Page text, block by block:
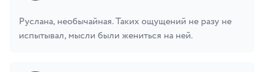
Руслана, необычайная. Таких ощущений не разу не
испытывал, мысли были жениться на ней.